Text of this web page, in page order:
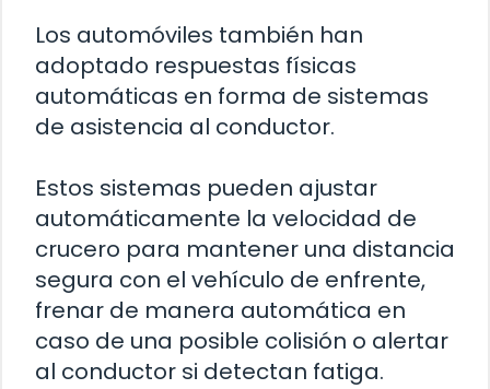
Los automóviles también han
adoptado respuestas físicas
automáticas en forma de sistemas
de asistencia al conductor.
Estos sistemas pueden ajustar
automáticamente la velocidad de
crucero para mantener una distancia
segura con el vehículo de enfrente,
frenar de manera automática en
caso de una posible colisión o alertar
al conductor si detectan fatiga.